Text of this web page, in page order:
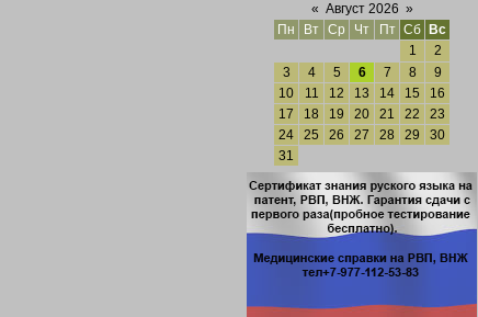
« Август 2026 »
Пн
Вт Ср Чт Пт Сб
Вс
1
2
3
4 5 6 7 8
9
10
11 12 13 14 15
16
17
18 19 20 21 22
23
24
25 26 27 28 29
30
31